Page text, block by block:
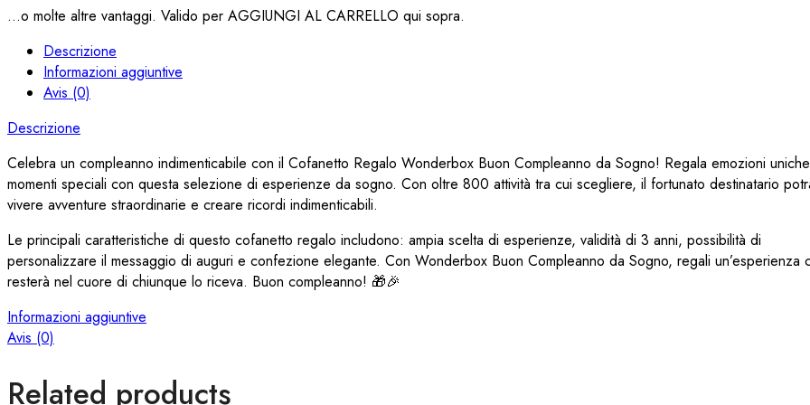
...o molte altre vantaggi. Valido per AGGIUNGI AL CARRELLO qui sopra.
Descrizione
Informazioni aggiuntive
Avis (0)
Descrizione
Celebra un compleanno indimenticabile con il Cofanetto Regalo Wonderbox Buon Compleanno da Sogno! Regala emozioni
momenti speciali con questa selezione di esperienze da sogno. Con oltre 800 attività tra cui scegliere, il fortunato destinatario
vivere avventure straordinarie e creare ricordi indimenticabili.
Le principali caratteristiche di questo cofanetto regalo includono: ampia scelta di esperienze, validità di 3 anni, possibilità di
personalizzare il messaggio di auguri e confezione elegante. Con Wonderbox Buon Compleanno da Sogno, regali un’esperienza
resterà nel cuore di chiunque lo riceva. Buon compleanno! 🎁🎉
Informazioni aggiuntive
Avis (0)
Related products